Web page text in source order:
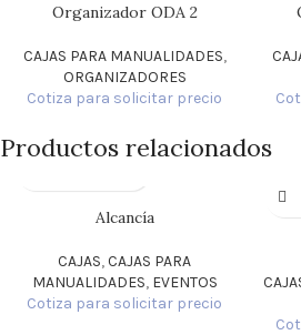
Organizador ODA 2
CAJAS PARA MANUALIDADES,
ORGANIZADORES
Cotiza para solicitar precio
Productos relacionados
Alcancía
CAJAS,CAJAS PARA
MANUALIDADES, EVENTOS
Cotiza para solicitar precio